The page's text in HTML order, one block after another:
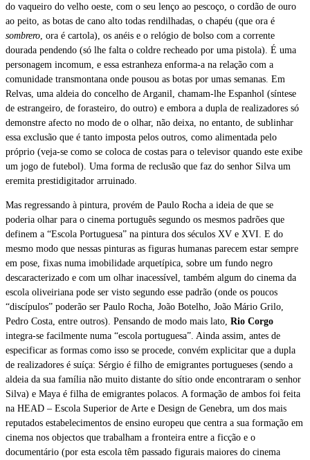
do vaqueiro do velho oeste, com o seu lenço ao pescoço, o cordão de ouro
ao peito, as botas de cano alto todas rendilhadas, o chapéu (que ora é
sombrero , ora é cartola), os anéis e o relógio de bolso com a corrente
dourada pendendo (só lhe falta o coldre recheado por uma pistola). É uma
personagem incomum, e essa estranheza enforma-a na relação com a
comunidade transmontana onde pousou as botas por umas semanas. Em
Relvas, uma aldeia do concelho de Arganil, chamam-lhe Espanhol (síntese
de estrangeiro, de forasteiro, do outro) e embora a dupla de realizadores só
demonstre afecto no modo de o olhar, não deixa, no entanto, de sublinhar
essa exclusão que é tanto imposta pelos outros, como alimentada pelo
próprio (veja-se como se coloca de costas para o televisor quando este exibe
um jogo de futebol). Uma forma de reclusão que faz do senhor Silva um
eremita prestidigitador arruinado.
Mas regressando à pintura, provém de Paulo Rocha a ideia de que se
poderia olhar para o cinema português segundo os mesmos padrões que
definem a “Escola Portuguesa” na pintura dos séculos XV e XVI. E do
mesmo modo que nessas pinturas as figuras humanas parecem estar sempre
em pose, fixas numa imobilidade arquetípica, sobre um fundo negro
descaracterizado e com um olhar inacessível, também algum do cinema da
escola oliveiriana pode ser visto segundo esse padrão (onde os poucos
“discípulos” poderão ser Paulo Rocha, João Botelho, João Mário Grilo,
Pedro Costa, entre outros). Pensando de modo mais lato, Rio Corgo
integra-se facilmente numa “escola portuguesa”. Ainda assim, antes de
especificar as formas como isso se procede, convém explicitar que a dupla
de realizadores é suíça: Sérgio é filho de emigrantes portugueses (sendo a
aldeia da sua família não muito distante do sítio onde encontraram o senhor
Silva) e Maya é filha de emigrantes polacos. A formação de ambos foi feita
na HEAD – Escola Superior de Arte e Design de Genebra, um dos mais
reputados estabelecimentos de ensino europeu que centra a sua formação em
cinema nos objectos que trabalham a fronteira entre a ficção e o
documentário (por esta escola têm passado figurais maiores do cinema